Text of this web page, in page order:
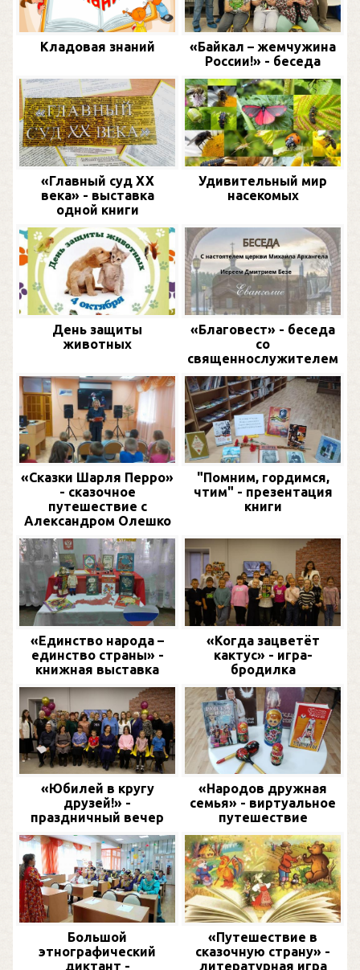
Кладовая знаний
«Байкал – жемчужина
России!» - беседа
«Главный суд XX
века» - выставка
одной книги
Удивительный мир
насекомых
День защиты
животных
«Благовест» - беседа
со
священнослужителем
«Сказки Шарля Перро»
- сказочное
путешествие с
Александром Олешко
"Помним, гордимся,
чтим" - презентация
книги
«Единство народа –
единство страны» -
книжная выставка
«Когда зацветёт
кактус» - игра-
бродилка
«Юбилей в кругу
друзей!» -
праздничный вечер
«Народов дружная
семья» - виртуальное
путешествие
Большой
этнографический
диктант -
«Путешествие в
сказочную страну» -
литературная игра